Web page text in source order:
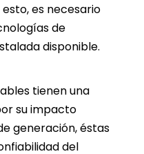
es necesario
de
disponible.
tienen una
su impacto
generación, éstas
del